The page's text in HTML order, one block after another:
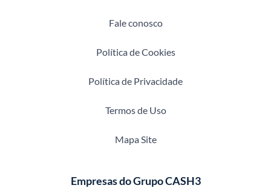
Fale conosco
Política de Cookies
Política de Privacidade
Termos de Uso
Mapa Site
Empresas do Grupo CASH3